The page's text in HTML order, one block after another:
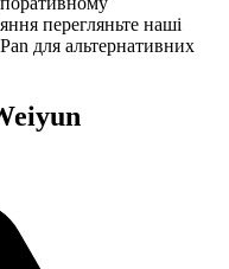
перегляньте наші
для альтернативних